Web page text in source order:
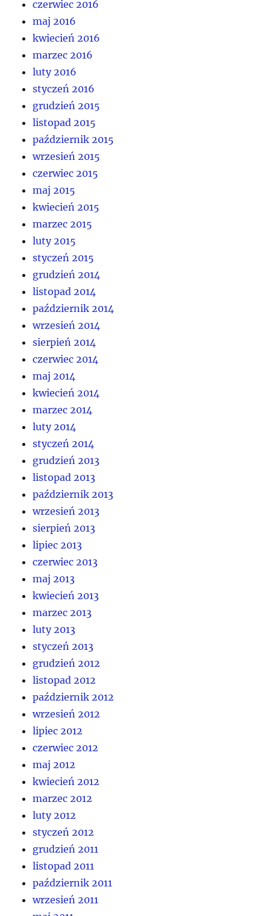
czerwiec 2016
maj 2016
kwiecień 2016
marzec 2016
luty 2016
styczeń 2016
grudzień 2015
listopad 2015
październik 2015
wrzesień 2015
czerwiec 2015
maj 2015
kwiecień 2015
marzec 2015
luty 2015
styczeń 2015
grudzień 2014
listopad 2014
październik 2014
wrzesień 2014
sierpień 2014
czerwiec 2014
maj 2014
kwiecień 2014
marzec 2014
luty 2014
styczeń 2014
grudzień 2013
listopad 2013
październik 2013
wrzesień 2013
sierpień 2013
lipiec 2013
czerwiec 2013
maj 2013
kwiecień 2013
marzec 2013
luty 2013
styczeń 2013
grudzień 2012
listopad 2012
październik 2012
wrzesień 2012
lipiec 2012
czerwiec 2012
maj 2012
kwiecień 2012
marzec 2012
luty 2012
styczeń 2012
grudzień 2011
listopad 2011
październik 2011
wrzesień 2011